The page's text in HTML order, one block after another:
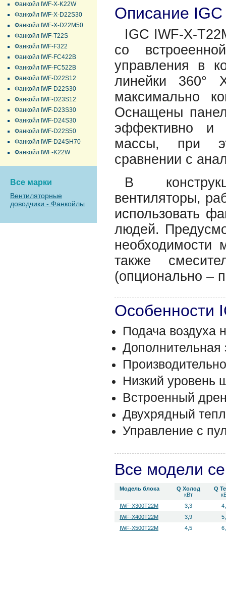
Фанкойл IWF-X-K22W
Фанкойл IWF-X-D22S30
Фанкойл IWF-X-D22M50
Фанкойл IWF-T22S
Фанкойл IWF-F322
Фанкойл IWF-FC422B
Фанкойл IWF-FC522B
Фанкойл IWF-D22S12
Фанкойл IWF-D22S30
Фанкойл IWF-D23S12
Фанкойл IWF-D23S30
Фанкойл IWF-D24S30
Фанкойл IWF-D22S50
Фанкойл IWF-D24SH70
Фанкойл IWF-K22W
Все марки
Вентиляторные
доводчики - Фанкойлы
Описание
IGC IWF-X-
со
управления в
линейки 360°
максимально
Оснащены
эффективно и
массы, при
сравнении с
В
вентиляторы,
использовать
людей.
необходимости
также
(опционально –
Особенности
Подача воздуха
Низкий уровень
Встроенный
Двухрядный
Управление с
Все модели
Модель блока
Q Холод
кВт
Q
IWF-X300T22M
3,3
IWF-X400T22M
3,9
IWF-X500T22M
4,5